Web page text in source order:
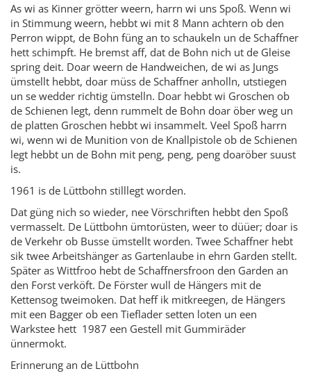
As wi as Kinner grötter weern, harrn wi uns Spoß. Wenn wi
in Stimmung weern, hebbt wi mit 8 Mann achtern ob den
Perron wippt, de Bohn füng an to schaukeln un de Schaffner
hett schimpft. He bremst aff, dat de Bohn nich ut de Gleise
spring deit. Doar weern de Handweichen, de wi as Jungs
ümstellt hebbt, doar müss de Schaffner anholln, utstiegen
un se wedder richtig ümstelln. Doar hebbt wi Groschen ob
de Schienen legt, denn rummelt de Bohn doar öber weg un
de platten Groschen hebbt wi insammelt. Veel Spoß harrn
wi, wenn wi de Munition von de Knallpistole ob de Schienen
legt hebbt un de Bohn mit peng, peng, peng doaröber suust
is.
1961 is de Lüttbohn stilllegt worden.
Dat güng nich so wieder, nee Vörschriften hebbt den Spoß
vermasselt. De Lüttbohn ümtorüsten, weer to düüer; doar is
de Verkehr ob Busse ümstellt worden. Twee Schaffner hebt
sik twee Arbeitshänger as Gartenlaube in ehrn Garden stellt.
Später as Wittfroo hebt de Schaffnersfroon den Garden an
den Forst verköft. De Förster wull de Hängers mit de
Kettensog tweimoken. Dat heff ik mitkreegen, de Hängers
mit een Bagger ob een Tieflader setten loten un een
Warkstee hett 1987 een Gestell mit Gummiräder
ünnermokt.
Erinnerung an de Lüttbohn